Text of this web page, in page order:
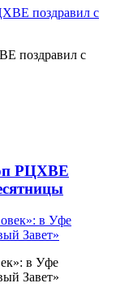
поздравил с
РЦХВЕ
в Уфе
Завет»